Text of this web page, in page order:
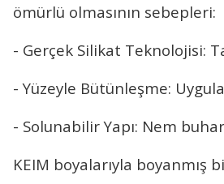
ömürlü olmasının sebepleri:
- Gerçek Silikat Teknolojisi:
- Yüzeyle Bütünleşme:
- Solunabilir Yapı: Nem
KEIM boyalarıyla boyanmış